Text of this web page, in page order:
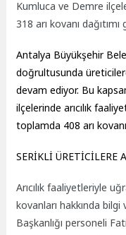
Kumluca ve Demre
318 arı kovanı
Antalya Büyükşehir
doğrultusunda
devam ediyor. Bu
ilçelerinde arıcılık
toplamda 408 arı
SERİKLİ ÜRETİCİLERE
Arıcılık faaliyetleriyle
kovanları hakkında
Başkanlığı personeli